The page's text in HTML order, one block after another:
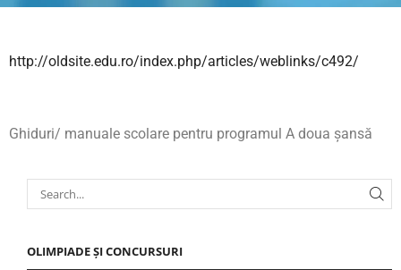
http://oldsite.edu.ro/index.php/articles/weblinks/c492/
Ghiduri/ manuale scolare pentru programul A doua șansă
OLIMPIADE ȘI CONCURSURI